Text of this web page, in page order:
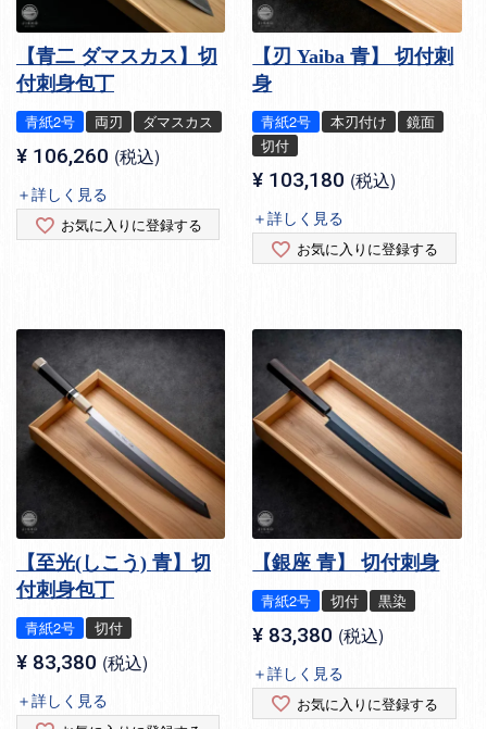
【青二 ダマスカス】切
付刺身包丁
青紙2号 両刃 ダマスカス
¥ 106,260 税込
＋詳しく見る
お気に入りに登録する
【刃 Yaiba 青】 切付刺
身
青紙2号 本刃付け
鏡面
切付
¥ 103,180 税込
＋詳しく見る
お気に入りに登録する
【至光(しこう) 青】切
付刺身包丁
青紙2号 切付
¥ 83,380 税込
＋詳しく見る
【銀座 青】 切付刺身
青紙2号 切付 黒染
¥ 83,380 税込
＋詳しく見る
お気に入りに登録する